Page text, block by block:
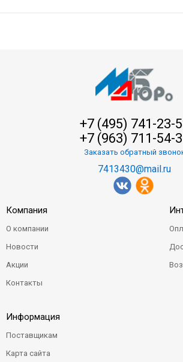
+7 (495) 741-23-
+7 (963) 711-54-
Заказать обратный
7413430@mail.ru
Компания
О компании
Новости
Акции
Контакты
Информация
Поставщикам
Карта сайта